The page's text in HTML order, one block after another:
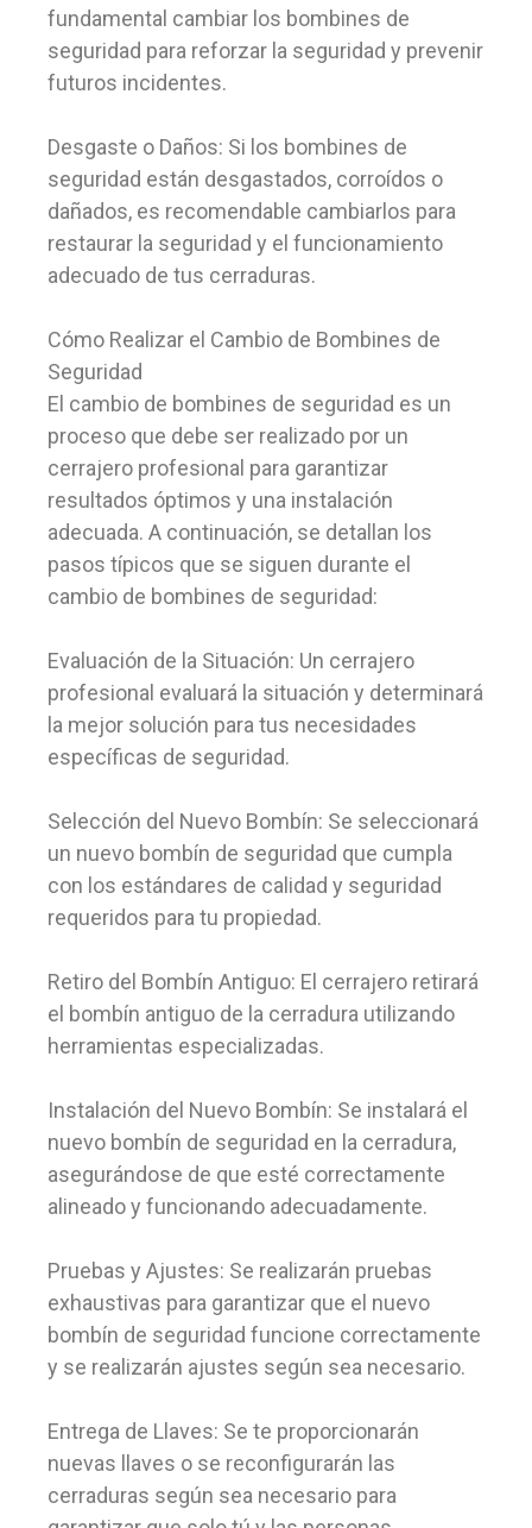
fundamental cambiar los bombines de
seguridad para reforzar la seguridad y prevenir
futuros incidentes.
Desgaste o Daños: Si los bombines de
seguridad están desgastados, corroídos o
dañados, es recomendable cambiarlos para
restaurar la seguridad y el funcionamiento
adecuado de tus cerraduras.
Cómo Realizar el Cambio de Bombines de
Seguridad
El cambio de bombines de seguridad es un
proceso que debe ser realizado por un
cerrajero profesional para garantizar
resultados óptimos y una instalación
adecuada. A continuación, se detallan los
pasos típicos que se siguen durante el
cambio de bombines de seguridad:
Evaluación de la Situación: Un cerrajero
profesional evaluará la situación y determinará
la mejor solución para tus necesidades
específicas de seguridad.
Selección del Nuevo Bombín: Se seleccionará
un nuevo bombín de seguridad que cumpla
con los estándares de calidad y seguridad
requeridos para tu propiedad.
Retiro del Bombín Antiguo: El cerrajero retirará
el bombín antiguo de la cerradura utilizando
herramientas especializadas.
Instalación del Nuevo Bombín: Se instalará el
nuevo bombín de seguridad en la cerradura,
asegurándose de que esté correctamente
alineado y funcionando adecuadamente.
Pruebas y Ajustes: Se realizarán pruebas
exhaustivas para garantizar que el nuevo
bombín de seguridad funcione correctamente
y se realizarán ajustes según sea necesario.
Entrega de Llaves: Se te proporcionarán
nuevas llaves o se reconfigurarán las
cerraduras según sea necesario para